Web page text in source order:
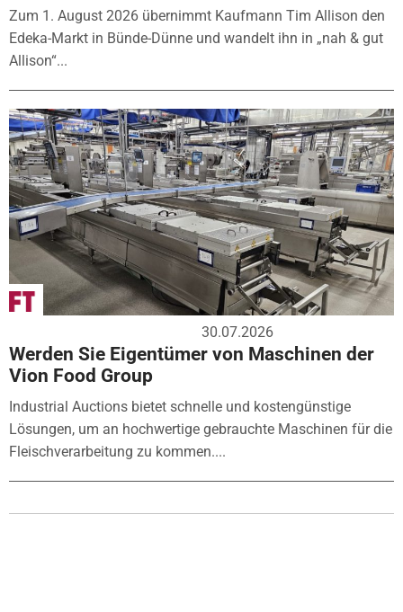
Zum 1. August 2026 übernimmt Kaufmann Tim Allison den
Edeka-Markt in Bünde-Dünne und wandelt ihn in „nah & gut
Allison“...
30.07.2026
Werden Sie Eigentümer von Maschinen der
Vion Food Group
Industrial Auctions bietet schnelle und kostengünstige
Lösungen, um an hochwertige gebrauchte Maschinen für die
Fleischverarbeitung zu kommen....